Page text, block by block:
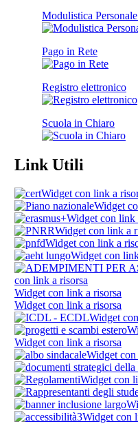
Modulistica
Pago in Rete
Registro elettronico
Scuola in Chiaro
Link Utili
Widget con link a
Widget
Widget con link
Widget con link a
Widget con link a
Widget con
con link a risorsa
Widget con link a risorsa
Widget con link a risorsa
Widget
Widget con link a risorsa
Widget
Widget con
Widget con